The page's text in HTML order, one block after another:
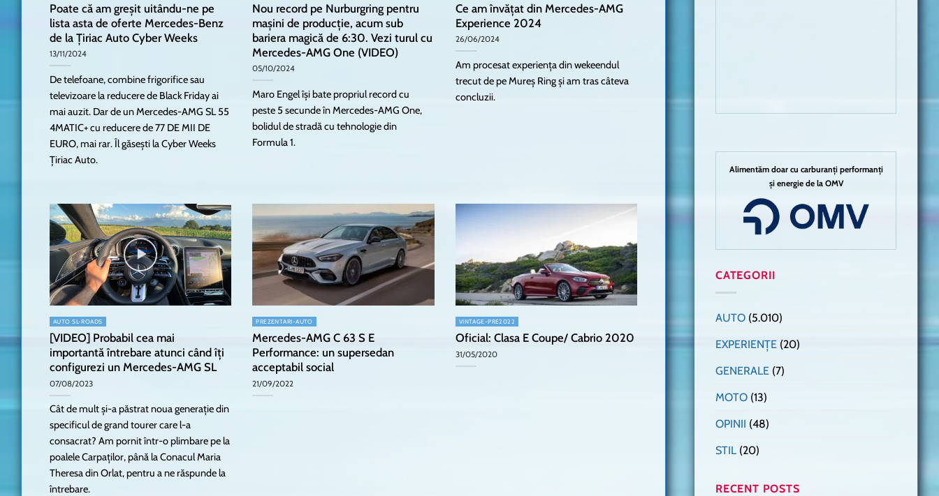
Poate că am greșit uitându-ne pe
lista asta de oferte Mercedes-Benz
de la Țiriac Auto Cyber Weeks
13/11/2024
De telefoane, combine frigorifice sau
televizoare la reducere de Black Friday ai
mai auzit. Dar de un Mercedes-AMG SL 55
4MATIC+ cu reducere de 77 DE MII DE
EURO, mai rar. Îl găsești la Cyber Weeks
Țiriac Auto.
Nou record pe Nurburgring pentru
mașini de producție, acum sub
bariera magică de 6:30. Vezi turul cu
Mercedes-AMG One (VIDEO)
05/10/2024
Maro Engel își bate propriul record cu
peste 5 secunde în Mercedes-AMG One,
bolidul de stradă cu tehnologie din
Formula 1.
Ce am învățat din Mercedes-AMG
Experience 2024
26/06/2024
Am procesat experiența din wekeendul
trecut de pe Mureș Ring și am tras câteva
concluzii.
AUTO SL-ROADS
[VIDEO] Probabil cea mai
importantă întrebare atunci când îți
configurezi un Mercedes-AMG SL
07/08/2023
Cât de mult și-a păstrat noua generație din
specificul de grand tourer care l-a
consacrat? Am pornit într-o plimbare pe la
poalele Carpaților, până la Conacul Maria
Theresa din Orlat, pentru a ne răspunde la
întrebare.
PREZENTARI-AUTO
Mercedes-AMG C 63 S E
Performance: un supersedan
acceptabil social
21/09/2022
VINTAGE-PRE2022
Oficial: Clasa E Coupe/ Cabrio 2020
31/05/2020
Alimentăm doar cu carburanți performanți
și energie de la OMV
CATEGORII
AUTO (5.010)
EXPERIENȚE (20)
GENERALE (7)
MOTO (13)
OPINII (48)
STIL (20)
RECENT POSTS